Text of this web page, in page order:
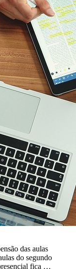
das aulas
do segundo
fica …